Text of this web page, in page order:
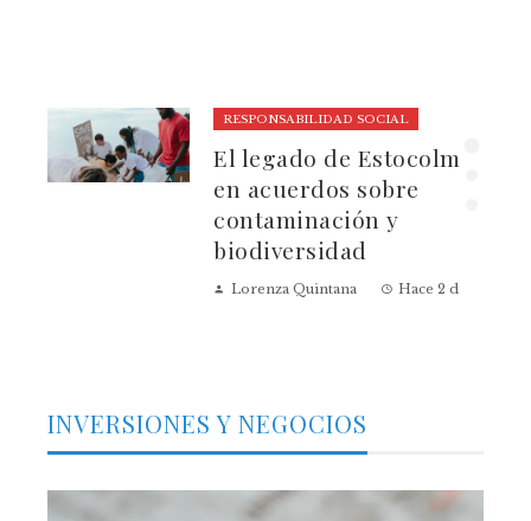
RESPONSABILIDAD SOCIAL
El legado de Estocolmo
en acuerdos sobre
contaminación y
biodiversidad
Lorenza Quintana Hace 2 días
INVERSIONES Y NEGOCIOS